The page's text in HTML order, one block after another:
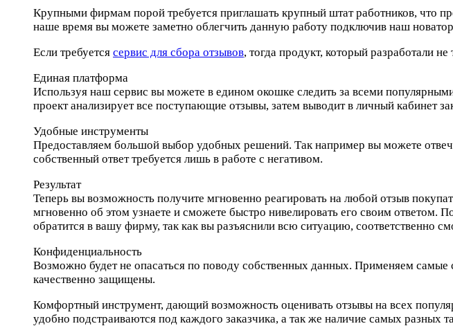
Крупными фирмам порой требуется приглашать крупный штат работников, что
наше время вы можете заметно облегчить данную работу подключив наш
Если требуется сервис для сбора отзывов, тогда продукт, который разработали
Единая платформа
Используя наш сервис вы можете в едином окошке следить за всеми
проект анализирует все поступающие отзывы, затем выводит в личный кабинет
Удобные инструменты
Предоставляем большой выбор удобных решений. Так например вы можете
собственный ответ требуется лишь в работе с негативом.
Результат
Теперь вы возможность получите мгновенно реагировать на любой отзыв
мгновенно об этом узнаете и сможете быстро нивелировать его своим ответом.
обратится в вашу фирму, так как вы разъяснили всю ситуацию, соответственно
Конфиденциальность
Возможно будет не опасаться по поводу собственных данных. Применяем
качественно защищены.
Комфортный инструмент, дающий возможность оценивать отзывы на всех
удобно подстраиваются под каждого заказчика, а так же наличие самых разных